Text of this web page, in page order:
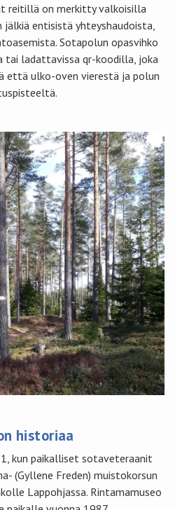
reitillä on merkitty valkoisilla
entisistä yhteyshaudoista,
Sotapolun opasvihko
ladattavissa qr-koodilla, joka
että ulko-oven vierestä ja polun
historiaa
kun paikalliset sotaveteraanit
(Gyllene Freden) muistokorsun
Lappohjassa. Rintamamuseo